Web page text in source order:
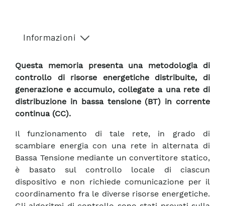
Informazioni
Questa memoria presenta una metodologia di
controllo di risorse energetiche distribuite, di
generazione e accumulo, collegate a una rete di
distribuzione in bassa tensione (BT) in corrente
continua (CC).
Il funzionamento di tale rete, in grado di
scambiare energia con una rete in alternata di
Bassa Tensione mediante un convertitore statico,
è basato sul controllo locale di ciascun
dispositivo e non richiede comunicazione per il
coordinamento fra le diverse risorse energetiche.